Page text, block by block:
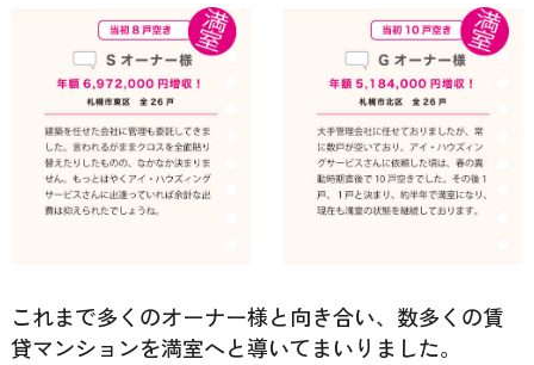
これまで多くのオーナー様と向き合い、数多くの賃
貸マンションを満室へと導いてまいりました。